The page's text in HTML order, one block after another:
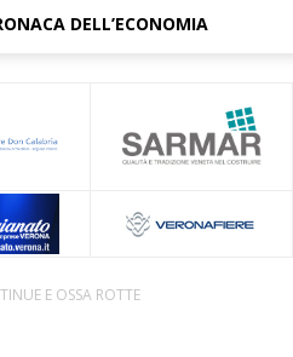
DELL’ECONOMIA
E OSSA ROTTE